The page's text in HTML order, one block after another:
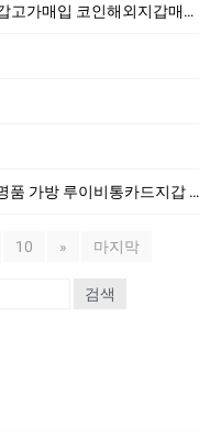
외지갑매입 trc20코인전송대행
통카드지갑 남성명품가방 HJO
10 » 마지막
검색